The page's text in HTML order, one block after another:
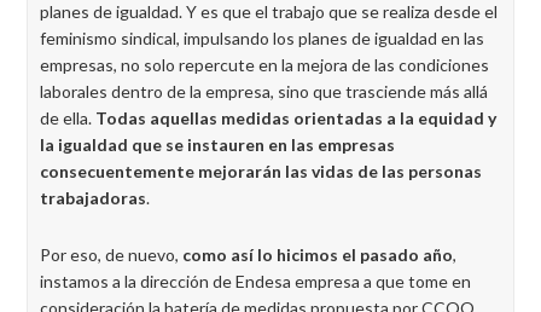
planes de igualdad. Y es que el trabajo que se realiza desde el
feminismo sindical, impulsando los planes de igualdad en las
empresas, no solo repercute en la mejora de las condiciones
laborales dentro de la empresa, sino que trasciende más allá
de ella. Todas aquellas medidas orientadas a la equidad y
la igualdad que se instauren en las empresas
consecuentemente mejorarán las vidas de las personas
trabajadoras.
Por eso, de nuevo, como así lo hicimos el pasado año,
instamos a la dirección de Endesa empresa a que tome en
consideración la batería de medidas propuesta por CCOO